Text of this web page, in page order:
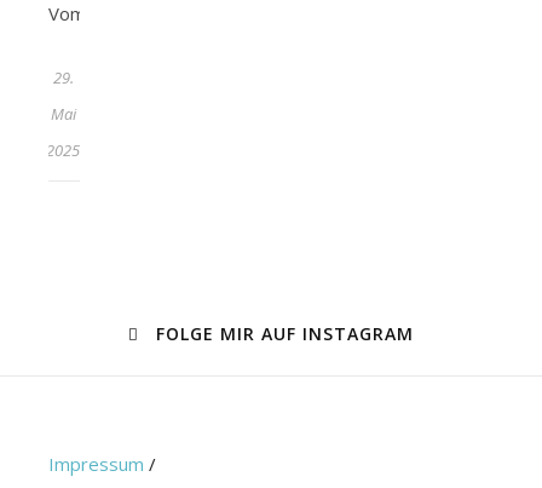
Vom…
29.
Mai
2025
FOLGE MIR AUF INSTAGRAM
Impressum /